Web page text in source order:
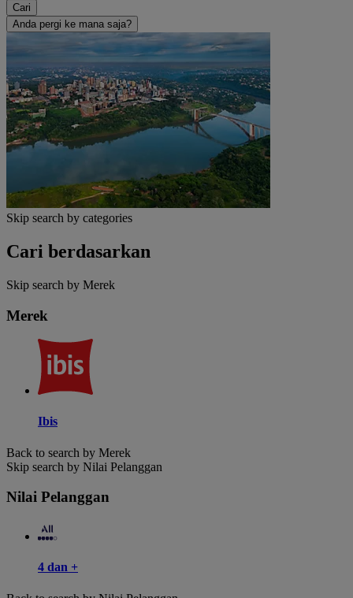
Cari
Anda pergi ke mana saja?
Skip search by categories
Cari berdasarkan
Skip search by Merek
Merek
Ibis
Back to search by Merek
Skip search by Nilai Pelanggan
Nilai Pelanggan
4 dan +